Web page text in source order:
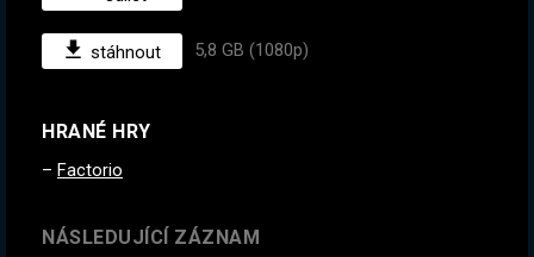
stáhnout 5,8 GB (1080p)
HRANÉ HRY
Factorio
NÁSLEDUJÍCÍ ZÁZNAM